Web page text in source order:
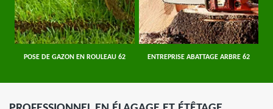
POSE DE GAZON EN ROULEAU 62 ENTREPRISE ABATTAGE ARBRE 62